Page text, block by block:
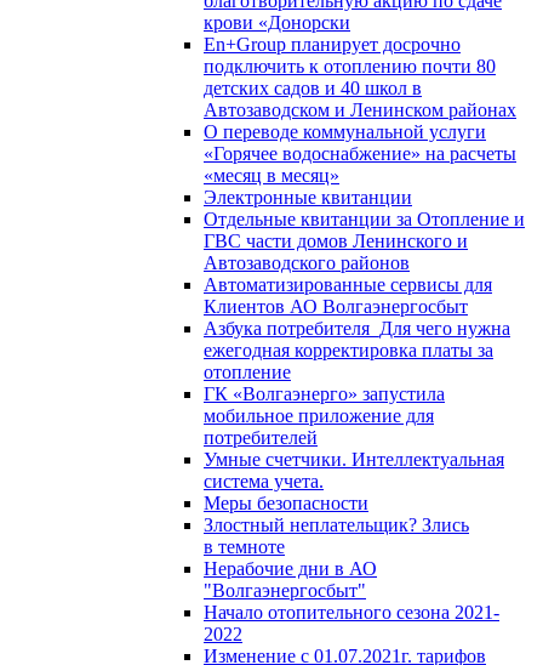
крови «Донорски
En+Group планирует досрочно
подключить к отоплению почти 80
детских садов и 40 школ в
Автозаводском и Ленинском районах
О переводе коммунальной услуги
«Горячее водоснабжение» на расчеты
«месяц в месяц»
Электронные квитанции
Отдельные квитанции за Отопление и
ГВС части домов Ленинского и
Автозаводского районов
Автоматизированные сервисы для
Клиентов АО Волгаэнергосбыт
Азбука потребителя_Для чего нужна
ежегодная корректировка платы за
отопление
ГК «Волгаэнерго» запустила
мобильное приложение для
потребителей
Умные счетчики. Интеллектуальная
система учета.
Меры безопасности
Злостный неплательщик? Злись
в темноте
Нерабочие дни в АО
"Волгаэнергосбыт"
Начало отопительного сезона 2021-
2022
Изменение с 01.07.2021г. тарифов